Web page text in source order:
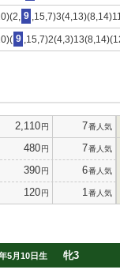
9
9
2,110円 7番人気
480円 7番人気
390円 6番人気
120円 1 番人気
5月10日生 牝3